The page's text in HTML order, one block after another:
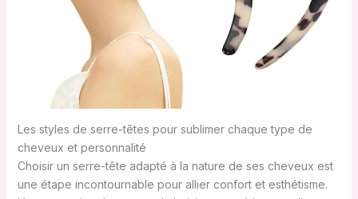
Les styles de serre-têtes pour sublimer chaque type de
cheveux et personnalité
Choisir un serre-tête adapté à la nature de ses cheveux est
une étape incontournable pour allier confort et esthétisme.